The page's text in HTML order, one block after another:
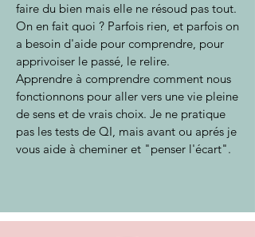
faire du bien mais elle ne résoud pas tout.
On en fait quoi ? Parfois rien, et parfois on
a besoin d'aide pour comprendre, pour
apprivoiser le passé, le relire.
Apprendre à comprendre comment nous
fonctionnons pour aller vers une vie pleine
de sens et de vrais choix. Je ne pratique
pas les tests de QI, mais avant ou aprés je
vous aide à cheminer et "penser l'écart".